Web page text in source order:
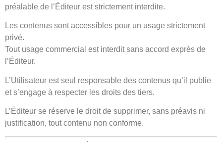
préalable de l’Éditeur est strictement interdite.
Les contenus sont accessibles pour un usage strictement
privé.
Tout usage commercial est interdit sans accord exprès de
l’Éditeur.
L’Utilisateur est seul responsable des contenus qu’il publie
et s’engage à respecter les droits des tiers.
L’Éditeur se réserve le droit de supprimer, sans préavis ni
justification, tout contenu non conforme.